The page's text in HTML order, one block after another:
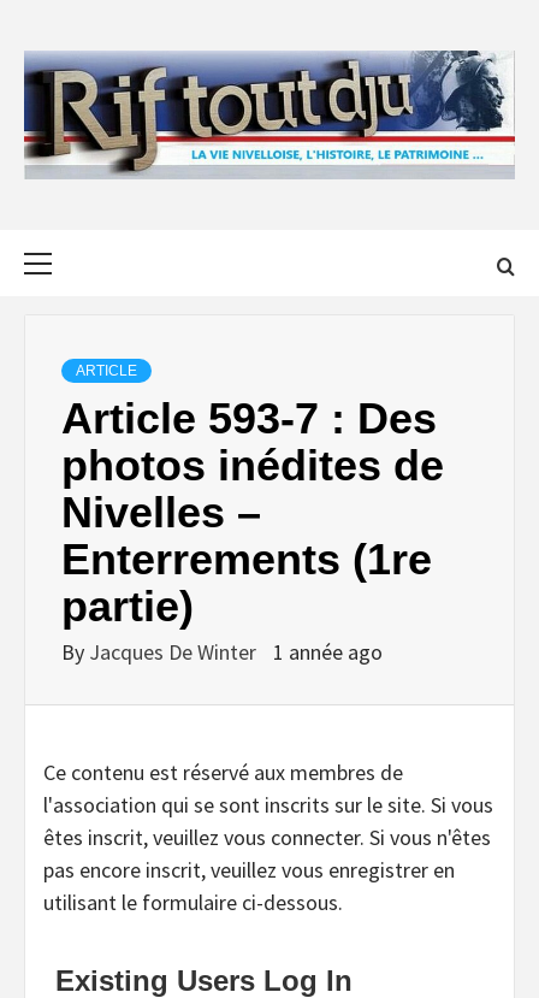
content
ARTICLE
Article 593-7 : Des
photos inédites de
Nivelles –
Enterrements (1re
partie)
By Jacques De Winter 1 année ago
Ce contenu est réservé aux membres de
l'association qui se sont inscrits sur le site. Si vous
êtes inscrit, veuillez vous connecter. Si vous n'êtes
pas encore inscrit, veuillez vous enregistrer en
utilisant le formulaire ci-dessous.
Existing Users Log In